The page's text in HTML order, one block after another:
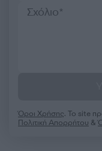
Όροι Χρήσης. Το site
Πολιτική Απορρήτου &